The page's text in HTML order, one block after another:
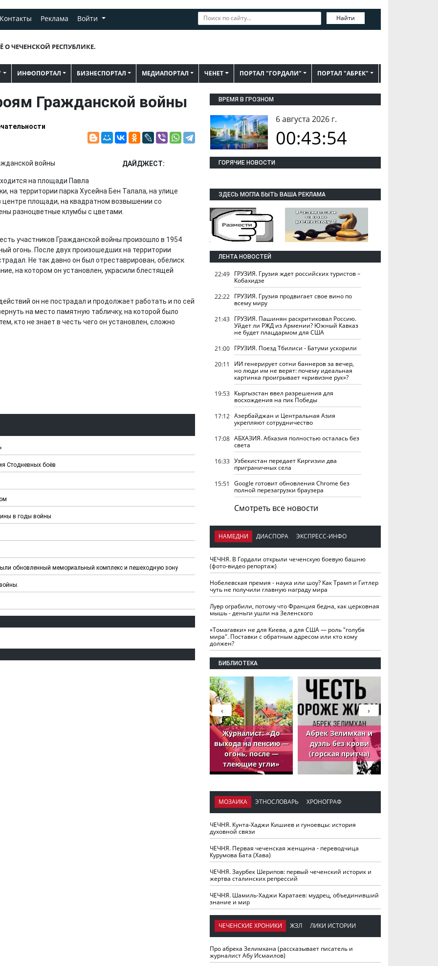
Контакты Реклама Войти Найти
О ЧЕЧЕНСКОЙ РЕСПУБЛИКЕ.
ИНФОПОРТАЛ БИЗНЕСПОРТАЛ МЕДИАПОРТАЛ ЧЕНЕТ ПОРТАЛ "ГОРДАЛИ" ПОРТАЛ "АБРЕК"
Гражданской войны
ДАЙДЖЕСТ:
на площади Павла
на территории парка Хусейна Бен Талала, на улице
площади, на квадратном возвышении со
разноцветные клумбы с цветами.
участников Гражданской войны произошло в 1954
огонь. После двух произошедших на территории
Не так давно он был отреставрирован, обелиск
на котором он установлен, украсили блестящей
он не пострадал и продолжает работать и по сей
на место памятную табличку, на которой было
кто не знает в честь чего он установлен, сложно
Стодневных боёв
в годы войны
обновленный мемориальный комплекс и пешеходную зону
ВРЕМЯ В ГРОЗНОМ
6 августа 2026 г.
00:43:56
ГОРЯЧИЕ НОВОСТИ
ЗДЕСЬ МОГЛА БЫТЬ ВАША РЕКЛАМА
ЛЕНТА НОВОСТЕЙ
22:49 ГРУЗИЯ. Грузия ждет российских туристов –
Кобахидзе
22:22 ГРУЗИЯ. Грузия продвигает свое вино по
всему миру
21:43 ГРУЗИЯ. Пашинян раскритиковал Россию.
Уйдет ли РЖД из Армении? Южный Кавказ
не будет плацдармом для США
21:00 ГРУЗИЯ. Поезд Тбилиси - Батуми ускорили
20:11
ИИ генерирует сотни баннеров за вечер,
но люди им не верят: почему идеальная
картинка проигрывает «кривизне рук»?
19:53 Кыргызстан ввел разрешения для
восхождения на пик Победы
17:12 Азербайджан и Центральная Азия
укрепляют сотрудничество
17:08 АБХАЗИЯ. Абхазия полностью осталась без
света
16:33 Узбекистан передает Киргизии два
приграничных села
15:51
Google готовит обновления Chrome без
полной перезагрузки браузера
Смотреть все новости
НАМЕДНИ ДИАСПОРА ЭКСПРЕСС-ИНФО
ЧЕЧНЯ. В Гордали открыли чеченскую боевую башню
(фото-видео репортаж)
Нобелевская премия - наука или шоу? Как Трамп и Гитлер
чуть не получили главную награду мира
Лувр ограбили, потому что Франция бедна, как церковная
мышь - деньги ушли на Зеленского
«Томагавки» не для Киева, а для США — роль "голубя
мира". Поставки с обратным адресом или кто кому
должен?
БИБЛИОТЕКА
Журналист: «До
выхода на пенсию —
огонь, после —
тлеющие угли»
Абрек Зелимхан и
дуэль без крови
(горская притча)
›
‹
МОЗАИКА ЭТНОСЛОВАРЬ ХРОНОГРАФ
ЧЕЧНЯ. Кунта-Хаджи Кишиев и гуноевцы: история
духовной связи
ЧЕЧНЯ. Первая чеченская женщина - переводчица
Курумова Бата (Хава)
ЧЕЧНЯ. Заурбек Шерипов: первый чеченский историк и
жертва сталинских репрессий
ЧЕЧНЯ. Шамиль-Хаджи Каратаев: мудрец, объединивший
знание и мир
ЧЕЧЕНСКИЕ ХРОНИКИ ЖЗЛ ЛИКИ ИСТОРИИ
Про абрека Зелимхана (рассказывает писатель и
журналист Абу Исмаилов)